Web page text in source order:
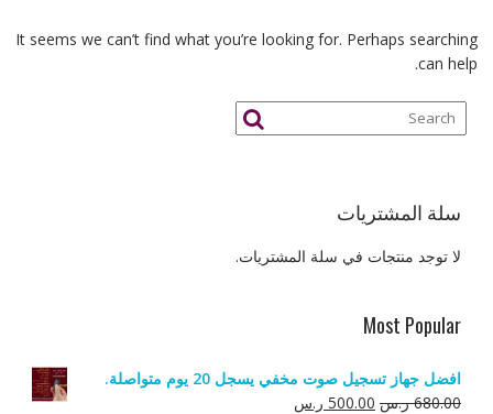
It seems we can’t find what you’re looking for. Perhaps searching
can help.
سلة المشتريات
لا توجد منتجات في سلة المشتريات.
Most Popular
افضل جهاز تسجيل صوت مخفي يسجل 20 يوم متواصلة.
680.00 ر.س السعر
500.00 ر.سالسعر